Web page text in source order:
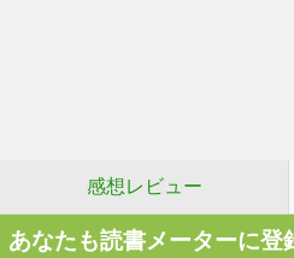
感想レビュー
あなたも読書メーターに登